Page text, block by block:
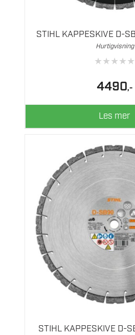
STIHL KAPPESKIVE D-
Hurtigvisning
★★★★★
4490,-
Les mer
STIHL KAPPESKIVE D-